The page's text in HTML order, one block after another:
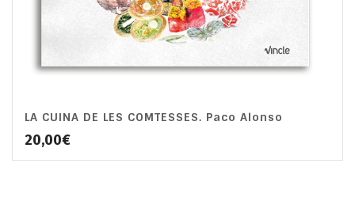
LA CUINA DE LES COMTESSES. Paco Alonso
20,00€